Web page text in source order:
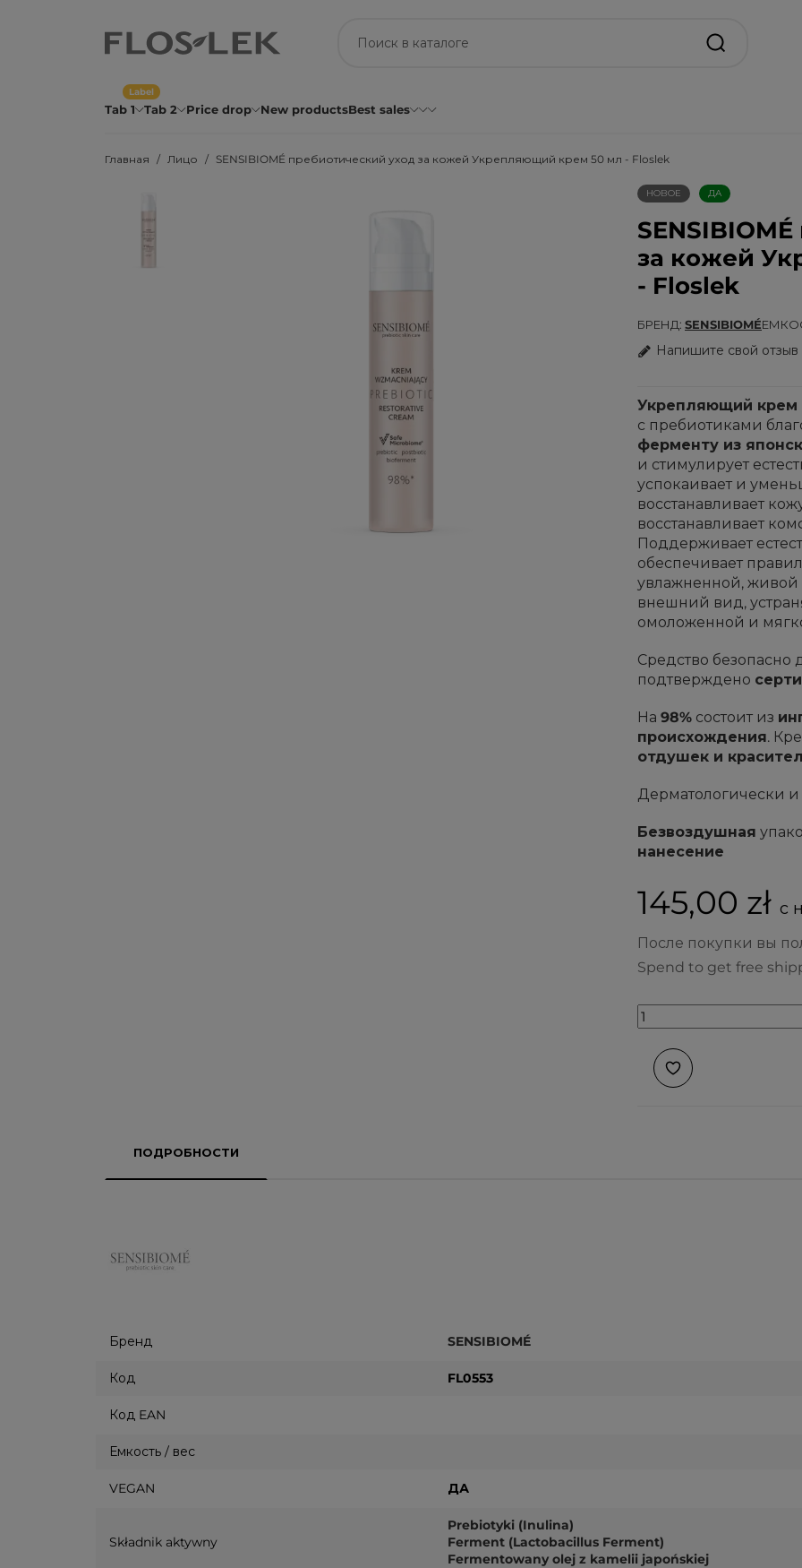
Tab 1 Tab 2
Label
Price drop New productsBest sales
Главная Лицо SENSIBIOMÉ пребиотический уход за кожей Укрепляющий крем 50 мл - Floslek
НОВОЕ ДА
за кожей
- Floslek
БРЕНД SENSIBIOMÉ
Напишите свой отзыв
Укрепляющий крем
с пребиотиками
ферменту из
и стимулирует
успокаивает и
восстанавливает
восстанавливает
Поддерживает
обеспечивает
увлажненной,
внешний вид,
омоложенной и
Средство
подтверждено
На 98% состоит из
происхождения.
отдушек и
Дерматологически и
Безвоздушная
нанесение
145,00 zł с
После покупки вы
Spend to get free
ПОДРОБНОСТИ
Бренд SENSIBIOMÉ
Код FL0553
Код EAN
Емкость / вес
VEGAN ДА
Składnik aktywny
Prebiotyki (Inulina)
Ferment (Lactobacillus Ferment)
Fermentowany olej z kamelii japońskiej